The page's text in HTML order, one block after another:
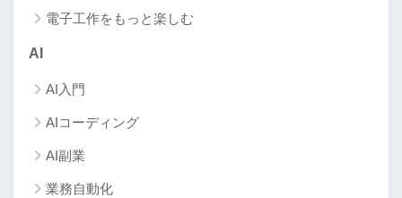
電子工作をもっと楽しむ
AI
AI入門
AIコーディング
AI副業
業務自動化